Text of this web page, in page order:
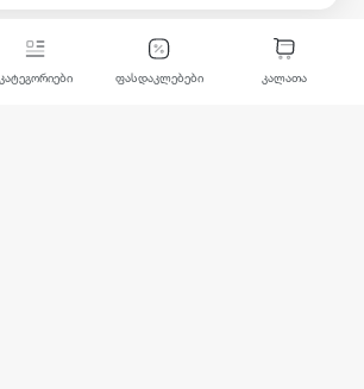
კატეგორიები ფასდაკლებები კალათა